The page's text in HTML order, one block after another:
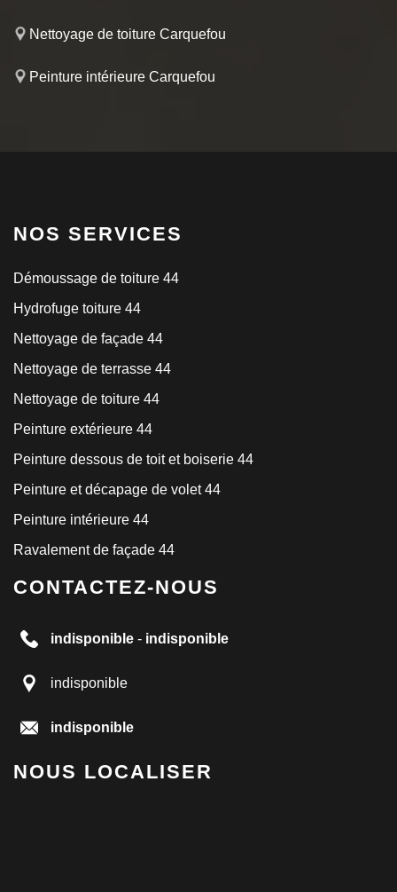
Nettoyage de toiture Carquefou
Peinture intérieure Carquefou
NOS SERVICES
Démoussage de toiture 44
Hydrofuge toiture 44
Nettoyage de façade 44
Nettoyage de terrasse 44
Nettoyage de toiture 44
Peinture extérieure 44
Peinture dessous de toit et boiserie 44
Peinture et décapage de volet 44
Peinture intérieure 44
Ravalement de façade 44
CONTACTEZ-NOUS
indisponible - indisponible
indisponible
indisponible
NOUS LOCALISER